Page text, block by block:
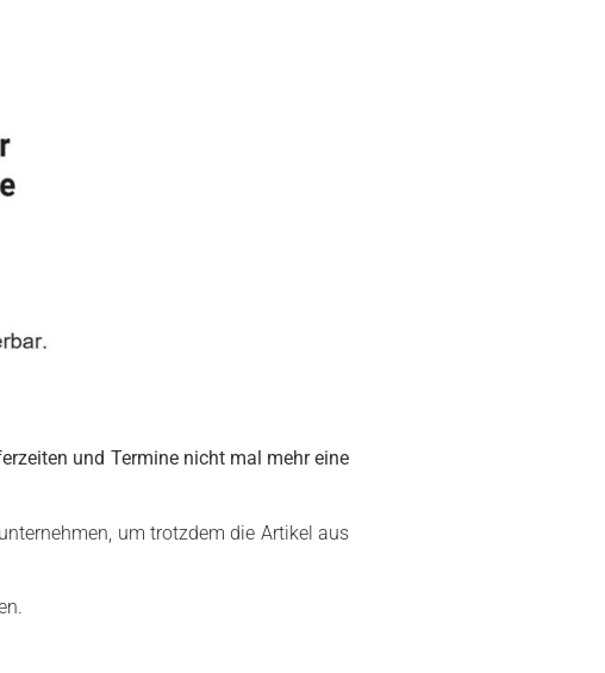
und Termine nicht mal mehr eine
um trotzdem die Artikel aus